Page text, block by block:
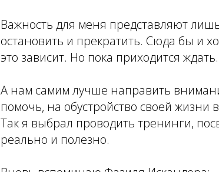
Важность для меня представляют
остановить и прекратить. Сюда бы и
это зависит. Но пока приходится
А нам самим лучше направить
помочь, на обустройство своей жизни
Так я выбрал проводить тренинги,
реально и полезно.